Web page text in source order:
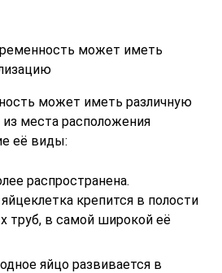
может иметь
может иметь различную
места расположения
её виды:
распространена.
крепится в полости
труб, в самой широкой её
яйцо развивается в